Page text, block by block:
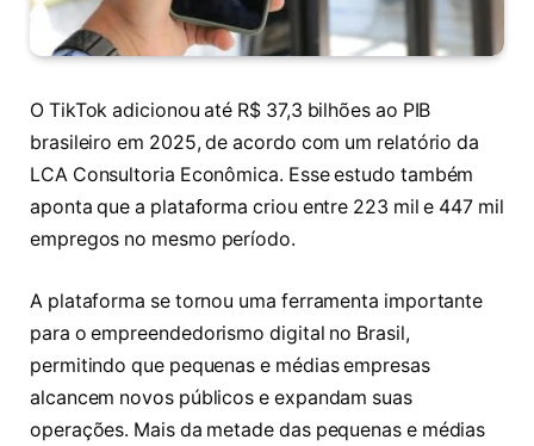
O TikTok adicionou até R$ 37,3 bilhões ao PIB
brasileiro em 2025, de acordo com um relatório da
LCA Consultoria Econômica. Esse estudo também
aponta que a plataforma criou entre 223 mil e 447 mil
empregos no mesmo período.
A plataforma se tornou uma ferramenta importante
para o empreendedorismo digital no Brasil,
permitindo que pequenas e médias empresas
alcancem novos públicos e expandam suas
operações. Mais da metade das pequenas e médias